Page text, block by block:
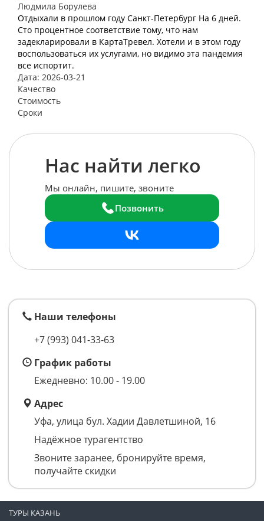
Людмила Борулева
Отдыхали в прошлом году Санкт-Петербург На 6 дней.
Сто процентное соответствие тому, что нам
задекларировали в КартаТревел. Хотели и в этом году
воспользоваться их услугами, но видимо эта пандемия
все испортит.
Дата: 2026-03-21
Качество
Стоимость
Сроки
Нас найти легко
Мы онлайн, пишите, звоните
Позвонить
Наши телефоны
+7 (993) 041-33-63
График работы
Ежедневно: 10.00 - 19.00
Адрес
Уфа, улица бул. Хадии Давлетшиной, 16
Надёжное турагентство
Звоните заранее, бронируйте время,
получайте скидки
ТУРЫ КАЗАНЬ